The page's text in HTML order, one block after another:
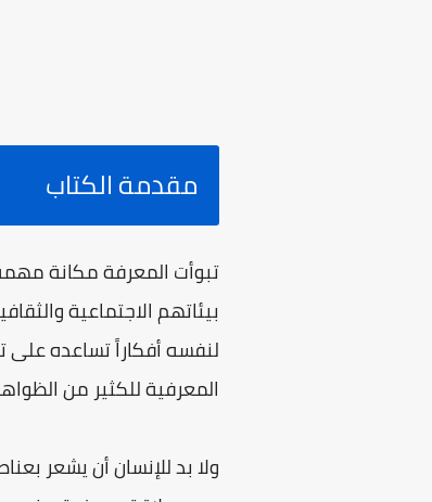
مقدمة الكتاب
تبوأت المعرفة مكانة
بيئاتهم الاجتماعية
لنفسه أفكاراً تساعده
المعرفية للكثير من
ولا بد للإنسان أن يشعر